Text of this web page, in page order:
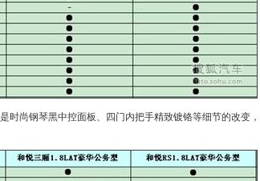
尚钢琴黑中控面板、四门内把手精致镀铬等细节的改变